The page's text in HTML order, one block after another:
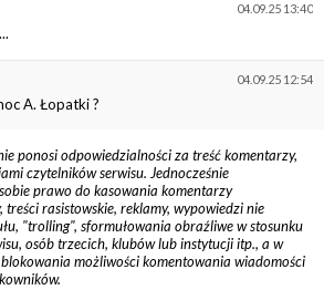
04.09.25 13:40
04.09.25 12:54
A. Łopatki ?
ponosi odpowiedzialności za treść komentarzy,
czytelników serwisu. Jednocześnie
prawo do kasowania komentarzy
rasistowskie, reklamy, wypowiedzi nie
"trolling", sformułowania obraźliwe w stosunku
osób trzecich, klubów lub instytucji itp., a w
możliwości komentowania wiadomości